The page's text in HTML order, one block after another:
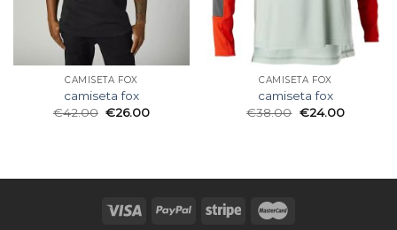
CAMISETA FOX
camiseta fox
€42.00 €26.00
CAMISETA FOX
camiseta fox
€38.00 €24.00